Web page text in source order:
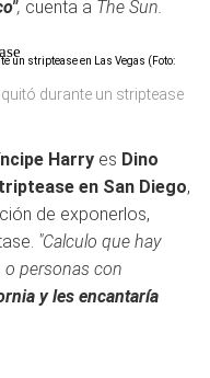
, cuenta a The Sun.
durante un striptease
Harry es Dino
en San Diego,
de exponerlos,
"Calculo que hay
o personas con
y les encantaría